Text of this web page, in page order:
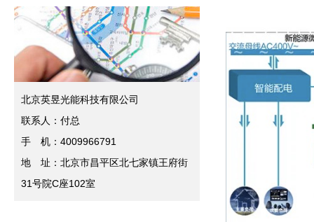
北京英昱光能科技有限公司
联系人：付总
手 机：4009966791
地 址：北京市昌平区北七家镇王府街
31号院C座102室